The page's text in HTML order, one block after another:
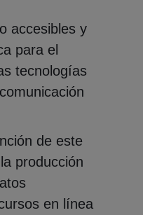
accesibles y
para el
tecnologías
de este
producción
en línea